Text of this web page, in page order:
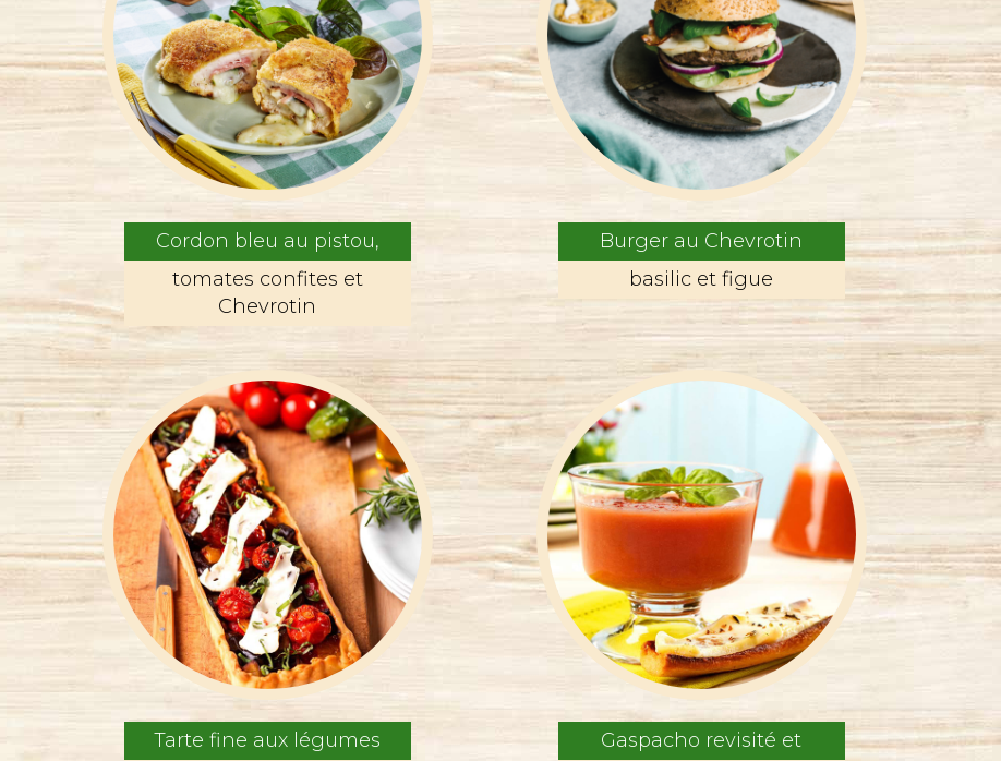
Cordon bleu au pistou,
tomates confites et
Chevrotin
Burger au Chevrotin
basilic et figue
Tarte fine aux légumes
Gaspacho revisité et